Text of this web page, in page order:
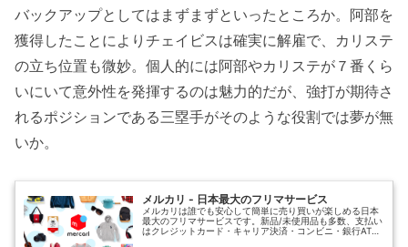
バックアップとしてはまずまずといったところか。阿部を
獲得したことによりチェイビスは確実に解雇で、カリステ
の立ち位置も微妙。個人的には阿部やカリステが７番くら
いにいて意外性を発揮するのは魅力的だが、強打が期待さ
れるポジションである三塁手がそのような役割では夢が無
いか。
メルカリ - 日本最大のフリマサービス
メルカリは誰でも安心して簡単に売り買いが楽しめる日本
最大のフリマサービスです。新品/未使用品も多数、支払い
はクレジットカード・キャリア決済・コンビニ・銀行ATM